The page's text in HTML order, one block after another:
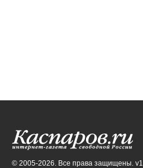
© 2005-2026. Все права защищены. v1